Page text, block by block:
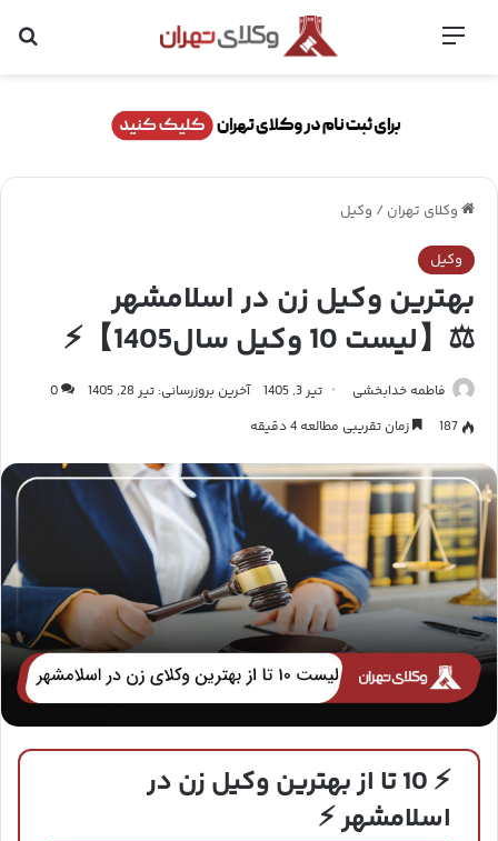
منو
وکلای تهران / وکیل
وکیل
بهترین وکیل زن در اسلامشهر
⚖️【لیست 10 وکیل سال1405】⚡
فاطمه خدابخشی تیر 3, 1405 آخرین بروزرسانی: تیر 28, 1405
0
187
زمان تقریبی مطالعه 4 دقیقه
⚡ 10 تا از بهترین وکیل زن در
اسلامشهر ⚡